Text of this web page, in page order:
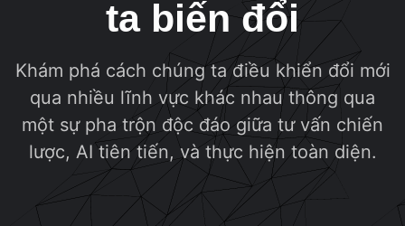
ta biến đổi
Khám phá cách chúng ta điều khiển đổi mới
qua nhiều lĩnh vực khác nhau thông qua
một sự pha trộn độc đáo giữa tư vấn chiến
lược, AI tiên tiến, và thực hiện toàn diện.